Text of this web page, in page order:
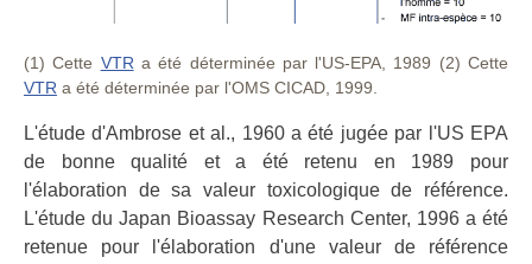
(1) Cette VTR a été déterminée par l'US-EPA, 1989 (2) Cette
VTR a été déterminée par l'OMS CICAD, 1999.
L'étude d'Ambrose et al., 1960 a été jugée par l'US EPA
de bonne qualité et a été retenu en 1989 pour
l'élaboration de sa valeur toxicologique de référence.
L'étude du Japan Bioassay Research Center, 1996 a été
retenue pour l'élaboration d'une valeur de référence